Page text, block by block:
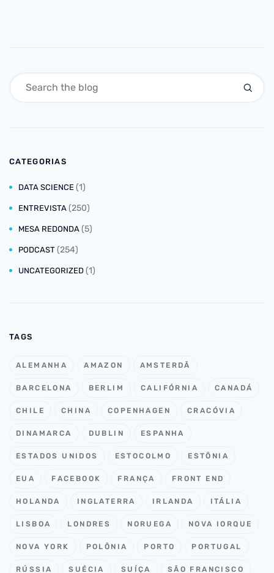
CATEGORIAS
DATA SCIENCE (1)
ENTREVISTA (250)
MESA REDONDA (5)
PODCAST (254)
UNCATEGORIZED (1)
TAGS
ALEMANHA AMAZON AMSTERDÃ
BARCELONA BERLIM CALIFÓRNIA CANADÁ
CHILE CHINA COPENHAGEN CRACÓVIA
DINAMARCA DUBLIN ESPANHA
ESTADOS UNIDOS ESTOCOLMO ESTÔNIA
EUA FACEBOOK FRANÇA FRONT END
HOLANDA INGLATERRA IRLANDA ITÁLIA
LISBOA LONDRES NORUEGA NOVA IORQUE
NOVA YORK POLÔNIA PORTO PORTUGAL
RÚSSIA SUÉCIA SUÍÇA SÃO FRANCISCO